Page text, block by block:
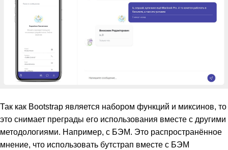
Так как Bootstrap является набором функций и миксинов, то
это снимает преграды его использования вместе с другими
методологиями. Например, c БЭМ. Это распространённое
мнение, что использовать бутстрап вместе с БЭМ